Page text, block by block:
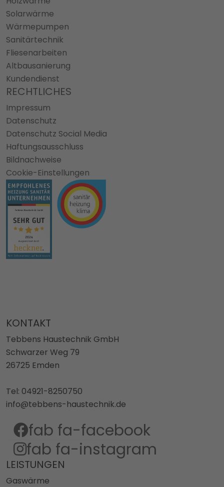
Solarwärme
Wärmepumpen
Sanitärtechnik
Fliesenarbeiten
Altbausanierung
Kundendienst
RECHTLICHES
Impressum
Datenschutz
Datenschutz Social Media
Haftungsausschluss
Bildnachweise
Cookie-Einstellungen
KONTAKT
Tebbens Haustechnik GmbH
Schwarzer Weg 79
26725 Emden
Tel: 04921-8250750
info@tebbens-haustechnik.de
fab fa-facebook
fab fa-instagram
LEISTUNGEN
Gaswärme